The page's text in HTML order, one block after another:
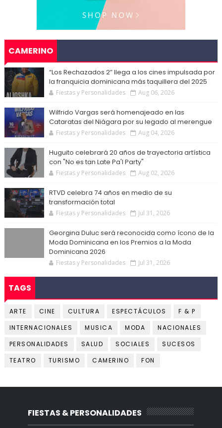
CAMERINO
“Los Rechazados 2” llega a los cines impulsada por
la franquicia dominicana más taquillera del 2025
Fiestas y Personalidades Aug 06, 2026
Wilfrido Vargas será homenajeado en las
Cataratas del Niágara por su legado al merengue
Fiestas y Personalidades Aug 04, 2026
Huguito celebrará 20 años de trayectoria artística
con "No es tan Late Pa'l Party"
Fiestas y Personalidades Aug 02, 2026
RTVD celebra 74 años en medio de su
transformación total
Fiestas y Personalidades Jul 31, 2026
Georgina Duluc será reconocida como ícono de la
Moda Dominicana en los Premios a la Moda
Dominicana 2026
Fiestas y Personalidades Jul 31, 2026
TAGS
ARTE CINE CULTURA ESPECTÁCULOS
F & P
INTERNACIONALES
MUSICA MODA
NACIONALES
PERSONALIDADES
SALUD SOCIALES
SUCESOS
TEATRO
TURISMO CAMERINO FON
FIESTAS & PERSONALIDADES